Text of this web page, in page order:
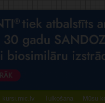
kursi.mic.lv Tulkošana Mūsu